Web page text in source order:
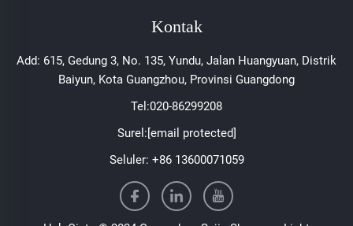
Kontak
Add: 615, Gedung 3, No. 135, Yundu, Jalan Huangyuan, Distrik
Baiyun, Kota Guangzhou, Provinsi Guangdong
Tel:020-86299208
Surel:[email protected]
Seluler: +86 13600071059